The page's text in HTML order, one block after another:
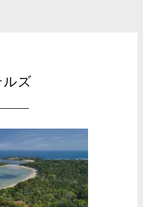
ルズ